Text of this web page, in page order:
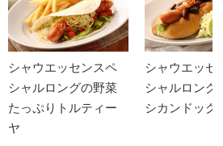
シャウエッセンスペ
シャルロングの野菜
たっぷりトルティー
ヤ
シャウエッセ
シャルロング
シカンドッグ